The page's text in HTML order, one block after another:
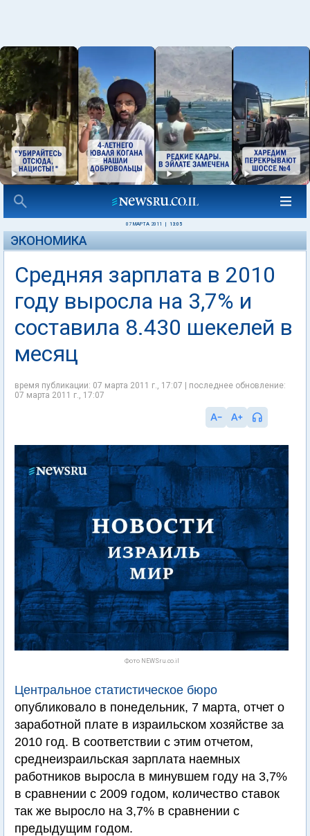
07 МАРТА 2011 13:05
ЭКОНОМИКА
Средняя зарплата в 2010
году выросла на 3,7% и
составила 8.430 шекелей в
месяц
время публикации: 07 марта 2011 г., 17:07 | последнее обновление:
07 марта 2011 г., 17:07
Фото NEWSru.co.il
Центральное статистическое бюро
опубликовало в понедельник, 7 марта, отчет о
заработной плате в израильском хозяйстве за
2010 год. В соответствии с этим отчетом,
среднеизраильская зарплата наемных
работников выросла в минувшем году на 3,7%
в сравнении с 2009 годом, количество ставок
так же выросло на 3,7% в сравнении с
предыдущим годом.